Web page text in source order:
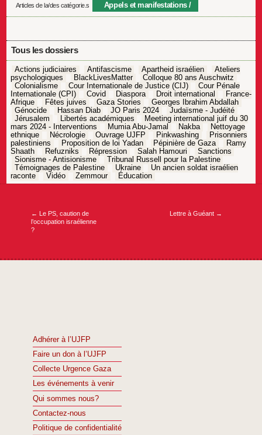
Articles de la/des catégorie.s Appels et manifestations
Tous les dossiers
Actions judiciaires Antifascisme Apartheid israélien
Ateliers
psychologiques
BlackLivesMatter
Colloque 80 ans Auschwitz
Colonialisme
Cour Internationale de Justice (CIJ)
Cour Pénale
Internationale (CPI)
Covid Diaspora Droit international
France-
Afrique
Fêtes juives Gaza Stories
Georges Ibrahim Abdallah
Génocide
Hassan Diab JO Paris 2024
Judaïsme - Judéité
Jérusalem
Libertés académiques
Meeting international juif du 30
mars 2024 - Interventions
Mumia Abu-Jamal Nakba
Nettoyage
ethnique
Nécrologie Ouvrage UJFP Pinkwashing
Prisonniers
palestiniens
Proposition de loi Yadan Pépinière de Gaza
Ramy
Shaath
Refuzniks Répression Salah Hamouri
Sanctions
Sionisme - Antisionisme
Tribunal Russell pour la Palestine
Témoignages de Palestine
Ukraine
Un ancien soldat israélien
raconte
Vidéo Zemmour Éducation
Navigation
← Le PS, caution de
l’occupation israélienne
?
Lettre à Guéant →
Adhérer à l’UJFP
Faire un don à l’UJFP
Collecte Urgence Gaza
Les événements à venir
Qui sommes nous?
Contactez-nous
Politique de confidentialité